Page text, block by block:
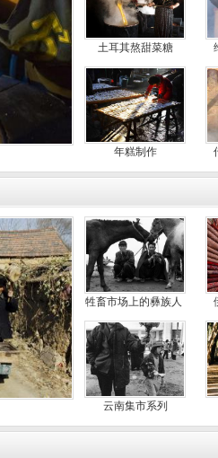
土耳其熬甜菜糖
年糕制作
牲畜市场上的彝族人
云南集市系列